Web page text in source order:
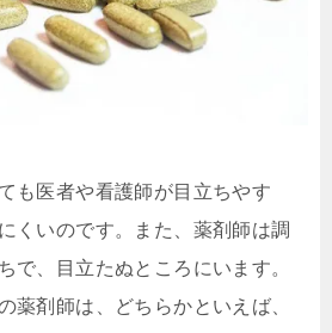
も医者や看護師が目立ちやす
くいのです。また、薬剤師は調
で、目立たぬところにいます。
薬剤師は、どちらかといえば、